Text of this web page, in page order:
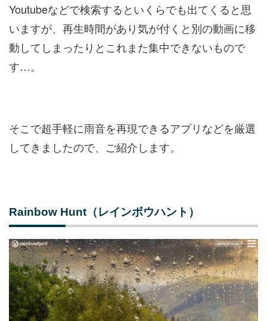
Youtubeなどで検索するといくらでも出てくると思
いますが、再生時間があり気が付くと別の動画に移
動してしまったりとこれまた集中できないもので
す…。
そこで超手軽に雨音を再現できるアプリなどを厳選
してきましたので、ご紹介します。
Rainbow Hunt（レインボウハント）